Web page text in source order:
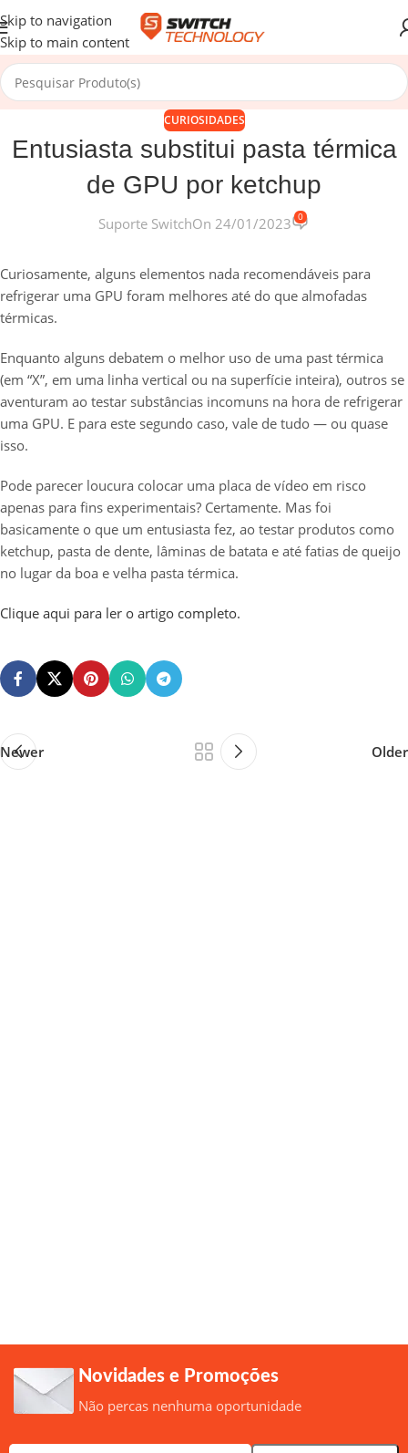
Skip to navigation
Skip to main content
CURIOSIDADES
Entusiasta substitui pasta térmica
de GPU por ketchup
Suporte SwitchOn 24/01/2023 0
Curiosamente, alguns elementos nada recomendáveis para
refrigerar uma GPU foram melhores até do que almofadas
térmicas.
Enquanto alguns debatem o melhor uso de uma past térmica
(em “X”, em uma linha vertical ou na superfície inteira), outros se
aventuram ao testar substâncias incomuns na hora de refrigerar
uma GPU. E para este segundo caso, vale de tudo — ou quase
isso.
Pode parecer loucura colocar uma placa de vídeo em risco
apenas para fins experimentais? Certamente. Mas foi
basicamente o que um entusiasta fez, ao testar produtos como
ketchup, pasta de dente, lâminas de batata e até fatias de queijo
no lugar da boa e velha pasta térmica.
Clique aqui para ler o artigo completo.
Newer Older
Novidades e Promoções
Não percas nenhuma oportunidade